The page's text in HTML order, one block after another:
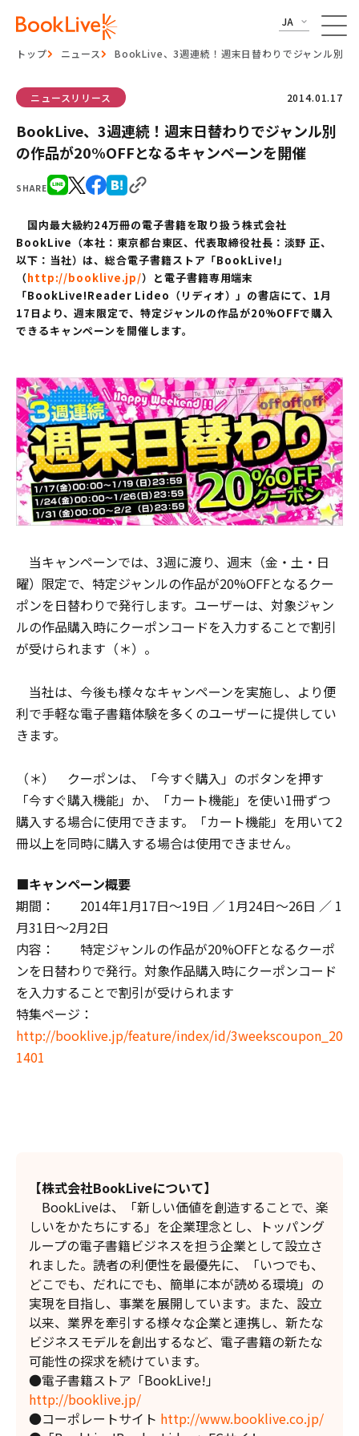
JA
トップ ニュース BookLive、3週連続！週末日替わりでジャンル別の
SHARE
ニュースリリース 2014.01.17
BookLive、3週連続！週末日替わりでジャンル別
の作品が20%OFFとなるキャンペーンを開催
国内最大級約24万冊の電子書籍を取り扱う株式会社
BookLive（本社：東京都台東区、代表取締役社長：淡野 正、
以下：当社）は、総合電子書籍ストア「BookLive!」
（http://booklive.jp/）と電子書籍専用端末
「BookLive!Reader Lideo（リディオ）」の書店にて、1月
17日より、週末限定で、特定ジャンルの作品が20%OFFで購入
できるキャンペーンを開催します。
当キャンペーンでは、3週に渡り、週末（金・土・日
曜）限定で、特定ジャンルの作品が20%OFFとなるクー
ポンを日替わりで発行します。ユーザーは、対象ジャン
ルの作品購入時にクーポンコードを入力することで割引
が受けられます（＊）。
当社は、今後も様々なキャンペーンを実施し、より便
利で手軽な電子書籍体験を多くのユーザーに提供してい
きます。
（＊） クーポンは、「今すぐ購入」のボタンを押す
「今すぐ購入機能」か、「カート機能」を使い1冊ずつ
購入する場合に使用できます。「カート機能」を用いて2
冊以上を同時に購入する場合は使用できません。
■キャンペーン概要
期間： 2014年1月17日～19日 ／ 1月24日～26日 ／ 1
月31日～2月2日
内容： 特定ジャンルの作品が20%OFFとなるクーポ
ンを日替わりで発行。対象作品購入時にクーポンコード
を入力することで割引が受けられます
特集ページ：
http://booklive.jp/feature/index/id/3weekscoupon_20
1401
【株式会社BookLiveについて】
BookLiveは、「新しい価値を創造することで、楽
しいをかたちにする」を企業理念とし、トッパング
ループの電子書籍ビジネスを担う企業として設立さ
れました。読者の利便性を最優先に、「いつでも、
どこでも、だれにでも、簡単に本が読める環境」の
実現を目指し、事業を展開しています。また、設立
以来、業界を牽引する様々な企業と連携し、新たな
ビジネスモデルを創出するなど、電子書籍の新たな
可能性の探求を続けています。
●電子書籍ストア「BookLive!」
http://booklive.jp/
●コーポレートサイト http://www.booklive.co.jp/